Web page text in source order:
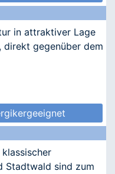
in attraktiver Lage
direkt gegenüber dem
Stadtwald sind zum